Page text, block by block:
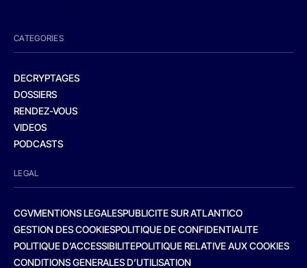
CATEGORIES
DECRYPTAGES
DOSSIERS
RENDEZ-VOUS
VIDEOS
PODCASTS
LEGAL
CGVMENTIONS LEGALESPUBLICITE SUR ATLANTICO
GESTION DES COOKIESPOLITIQUE DE CONFIDENTIALITE
POLITIQUE D’ACCESSIBILITEPOLITIQUE RELATIVE AUX COOKIES
CONDITIONS GENERALES D’UTILISATION